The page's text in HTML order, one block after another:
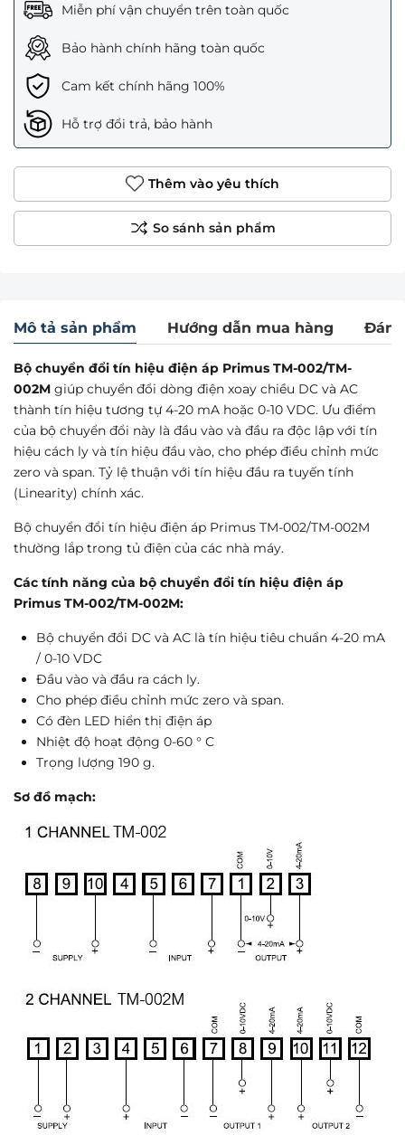
Miễn phí vận chuyển trên toàn quốc
Bảo hành chính hãng toàn quốc
Cam kết chính hãng 100%
Hỗ trợ đổi trả, bảo hành
Thêm vào yêu thích
Mô tả sản phẩm Hướng dẫn mua hàng
Bộ chuyển đổi tín hiệu điện áp Primus TM-002/TM-
002M giúp chuyển đổi dòng điện xoay chiều DC và AC
thành tín hiệu tương tự 4-20 mA hoặc 0-10 VDC. Ưu điểm
của bộ chuyển đổi này là đầu vào và đầu ra độc lập với tín
hiệu cách ly và tín hiệu đầu vào, cho phép điều chỉnh mức
zero và span. Tỷ lệ thuận với tín hiệu đầu ra tuyến tính
(Linearity) chính xác.
Bộ chuyển đổi tín hiệu điện áp Primus TM-002/TM-002M
thường lắp trong tủ điện của các nhà máy.
Các tính năng của bộ chuyển đổi tín hiệu điện áp
Primus TM-002/TM-002M:
Bộ chuyển đổi DC và AC là tín hiệu tiêu chuẩn 4-20 mA
/ 0-10 VDC
Đầu vào và đầu ra cách ly.
Cho phép điều chỉnh mức zero và span.
Có đèn LED hiển thị điện áp
Nhiệt độ hoạt động 0-60 ° C
Trọng lượng 190 g.
Sơ đồ mạch: